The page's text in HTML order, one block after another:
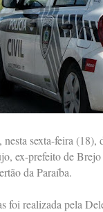
sexta-feira (18),
ex-prefeito de
da Paraíba.
foi realizada pela